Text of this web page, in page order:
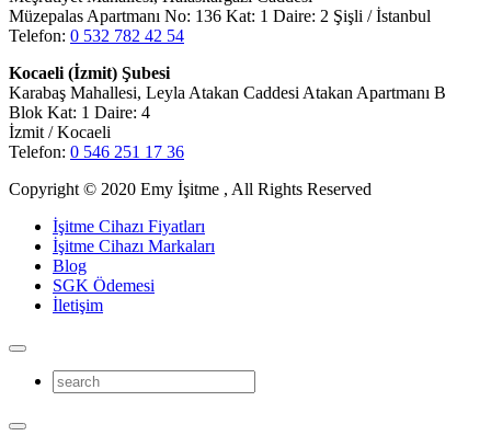
Müzepalas Apartmanı No: 136 Kat: 1 Daire: 2 Şişli / İstanbul
Telefon: 0 532 782 42 54
Kocaeli (İzmit) Şubesi
Karabaş Mahallesi, Leyla Atakan Caddesi Atakan Apartmanı B
Blok Kat: 1 Daire: 4
İzmit / Kocaeli
Telefon: 0 546 251 17 36
Copyright © 2020 Emy İşitme , All Rights Reserved
İşitme Cihazı Fiyatları
İşitme Cihazı Markaları
Blog
SGK Ödemesi
İletişim